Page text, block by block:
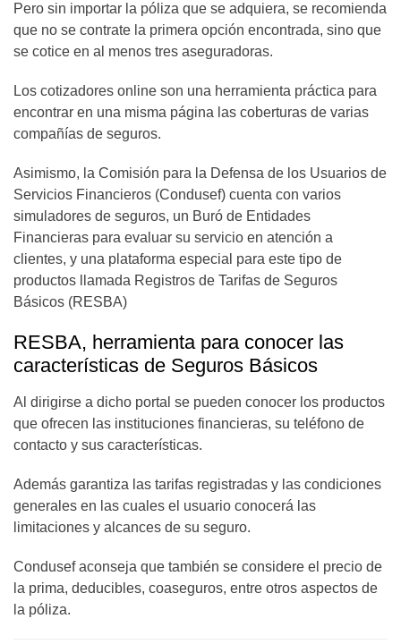
Pero sin importar la póliza que se adquiera, se recomienda
que no se contrate la primera opción encontrada, sino que
se cotice en al menos tres aseguradoras.
Los cotizadores online son una herramienta práctica para
encontrar en una misma página las coberturas de varias
compañías de seguros.
Asimismo, la Comisión para la Defensa de los Usuarios de
Servicios Financieros (Condusef) cuenta con varios
simuladores de seguros, un Buró de Entidades
Financieras para evaluar su servicio en atención a
clientes, y una plataforma especial para este tipo de
productos llamada Registros de Tarifas de Seguros
Básicos (RESBA)
RESBA, herramienta para conocer las
características de Seguros Básicos
Al dirigirse a dicho portal se pueden conocer los productos
que ofrecen las instituciones financieras, su teléfono de
contacto y sus características.
Además garantiza las tarifas registradas y las condiciones
generales en las cuales el usuario conocerá las
limitaciones y alcances de su seguro.
Condusef aconseja que también se considere el precio de
la prima, deducibles, coaseguros, entre otros aspectos de
la póliza.